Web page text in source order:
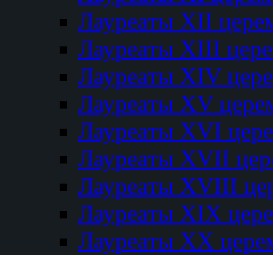
Лауреаты XII
Лауреаты XIII
Лауреаты XIV
Лауреаты XV
Лауреаты XVI
Лауреаты XVII
Лауреаты XVIII
Лауреаты XIX
Лауреаты XX